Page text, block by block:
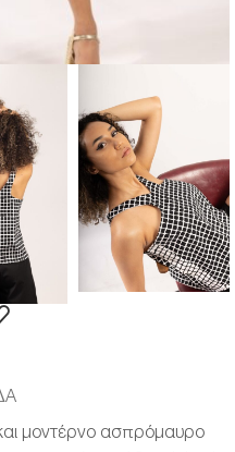
μοντέρνο ασπρόμαυρο